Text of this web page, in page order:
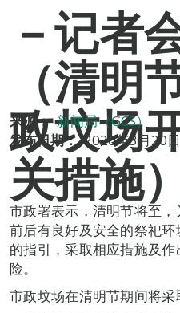
－记者
（清明
政坟场
关措施
来源： 新闻局（GCS）
发布日期： 2020年3月20
市政署表示，清明节将至
前后有良好及安全的祭祀
的指引，采取相应措施及
险。
市政坟场在清明节期间将采